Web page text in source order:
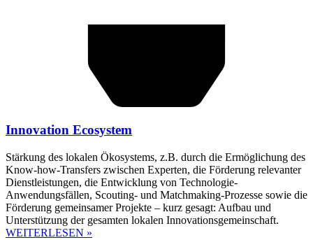
Innovation Ecosystem
Stärkung des lokalen Ökosystems, z.B. durch die Ermöglichung des
Know-how-Transfers zwischen Experten, die Förderung relevanter
Dienstleistungen, die Entwicklung von Technologie-
Anwendungsfällen, Scouting- und Matchmaking-Prozesse sowie die
Förderung gemeinsamer Projekte – kurz gesagt: Aufbau und
Unterstützung der gesamten lokalen Innovationsgemeinschaft.
WEITERLESEN »